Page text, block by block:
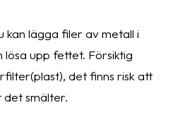
kan lägga filer av metall i
lösa upp fettet. Försiktig
det finns risk att
smälter.